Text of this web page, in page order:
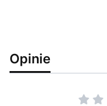
Opinie